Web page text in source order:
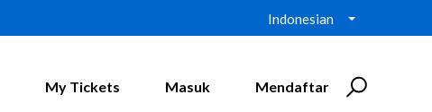
Indonesian
My Tickets Masuk Mendaftar